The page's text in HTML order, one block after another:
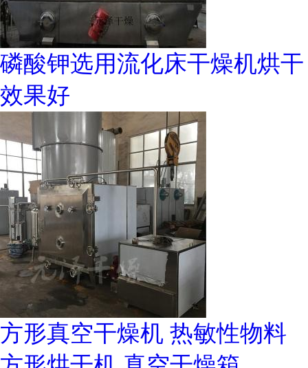
磷酸钾选用流化床干燥机烘干
效果好
方形真空干燥机 热敏性物料